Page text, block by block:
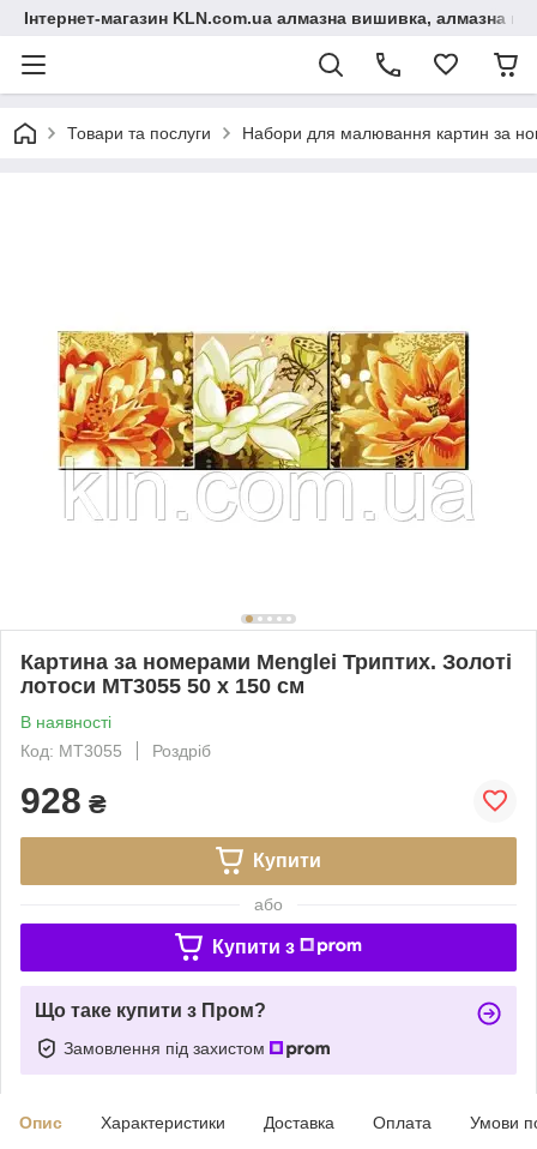
Інтернет-магазин KLN.com.ua алмазна вишивка, алмазна
Товари та послуги Набори для малювання картин за
Картина за номерами Menglei Триптих. Золоті
лотоси MT3055 50 х 150 см
В наявності
Код: MT3055
Роздріб
928 ₴
Купити
або
Купити з
Що таке купити з Пром?
Замовлення під захистом
Опис Характеристики Доставка Оплата Умови